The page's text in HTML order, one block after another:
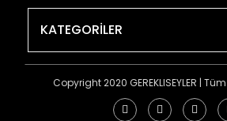
KATEGORİLER
Copyright 2020 GEREKLISEYLER |